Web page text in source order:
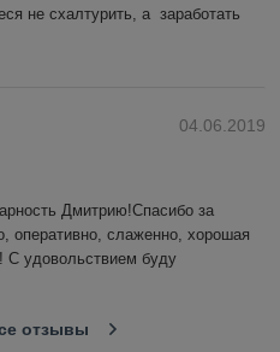
не схалтурить, а  заработать
04.06.2019
Дмитрию!Спасибо за
оперативно, слаженно, хорошая
С удовольствием буду
отзывы